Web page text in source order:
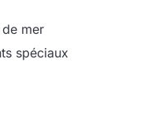
de mer
spéciaux